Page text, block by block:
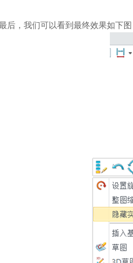
后，我们可以看到最终效果如下图
订阅3D教程